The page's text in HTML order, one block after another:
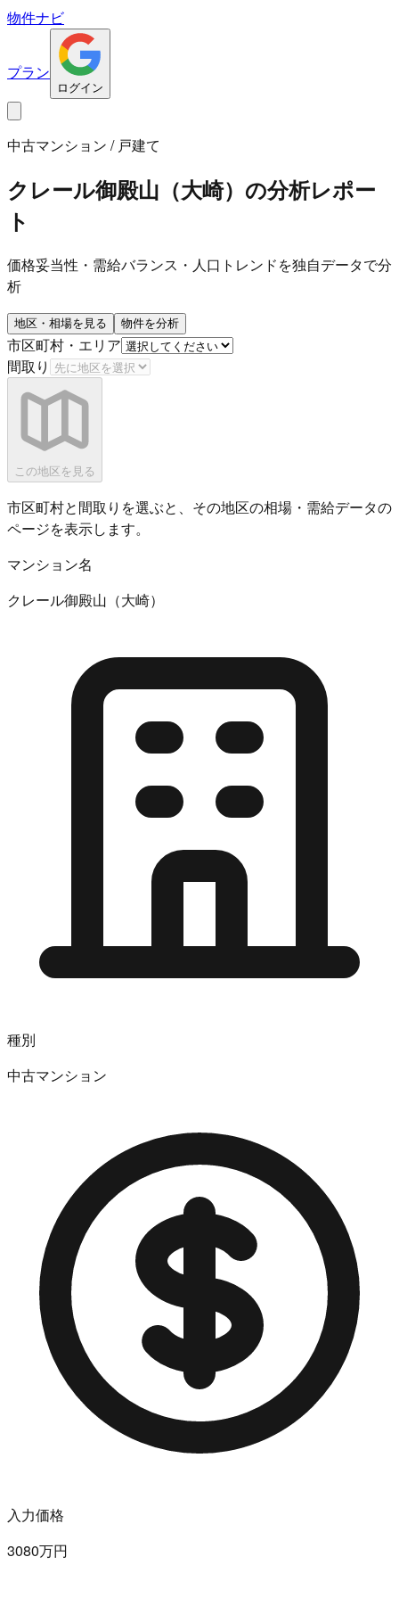
物件ナビ
プラン
ログイン
中古マンション / 戸建て
クレール御殿山（大崎） の分析レポー
ト
価格妥当性・需給バランス・人口トレンドを独自データで分
析
地区・相場を見る 物件を分析
市区町村・エリア
間取り
この地区を見る
市区町村と間取りを選ぶと、その地区の相場・需給データの
ページを表示します。
マンション名
クレール御殿山（大崎）
種別
中古マンション
入力価格
3080万円